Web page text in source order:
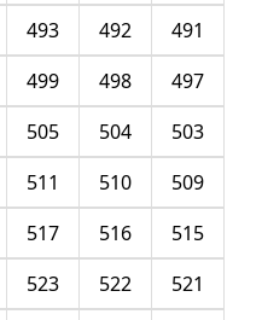
491
492
493
497
498
499
503
504
505
509
510
511
515
516
517
521
522
523